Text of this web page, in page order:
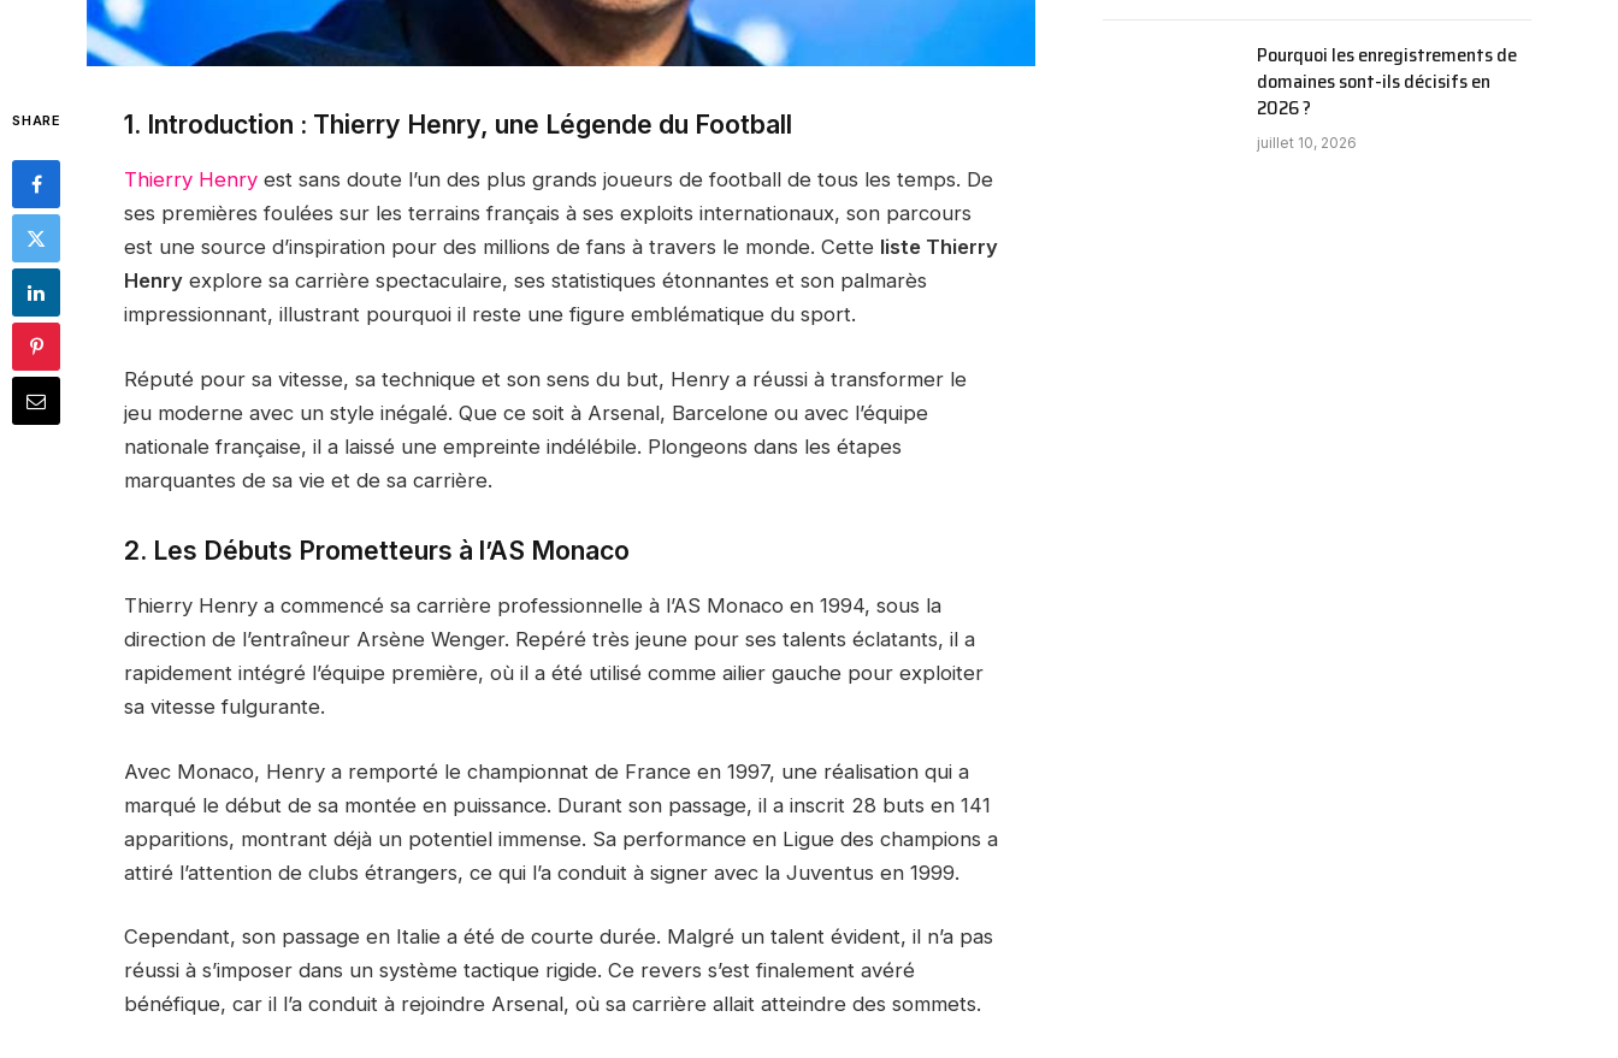
SHARE 1. Introduction : Thierry Henry, une Légende du Football
Thierry Henry est sans doute l’un des plus grands joueurs de football de tous les temps. De
ses premières foulées sur les terrains français à ses exploits internationaux, son parcours
est une source d’inspiration pour des millions de fans à travers le monde. Cette liste Thierry
Henry explore sa carrière spectaculaire, ses statistiques étonnantes et son palmarès
impressionnant, illustrant pourquoi il reste une figure emblématique du sport.
Réputé pour sa vitesse, sa technique et son sens du but, Henry a réussi à transformer le
jeu moderne avec un style inégalé. Que ce soit à Arsenal, Barcelone ou avec l’équipe
nationale française, il a laissé une empreinte indélébile. Plongeons dans les étapes
marquantes de sa vie et de sa carrière.
2. Les Débuts Prometteurs à l’AS Monaco
Thierry Henry a commencé sa carrière professionnelle à l’AS Monaco en 1994, sous la
direction de l’entraîneur Arsène Wenger. Repéré très jeune pour ses talents éclatants, il a
rapidement intégré l’équipe première, où il a été utilisé comme ailier gauche pour exploiter
sa vitesse fulgurante.
Avec Monaco, Henry a remporté le championnat de France en 1997, une réalisation qui a
marqué le début de sa montée en puissance. Durant son passage, il a inscrit 28 buts en 141
apparitions, montrant déjà un potentiel immense. Sa performance en Ligue des champions a
attiré l’attention de clubs étrangers, ce qui l’a conduit à signer avec la Juventus en 1999.
Cependant, son passage en Italie a été de courte durée. Malgré un talent évident, il n’a pas
réussi à s’imposer dans un système tactique rigide. Ce revers s’est finalement avéré
bénéfique, car il l’a conduit à rejoindre Arsenal, où sa carrière allait atteindre des sommets.
Pourquoi les enregistrements de
domaines sont-ils décisifs en
2026 ?
juillet 10, 2026